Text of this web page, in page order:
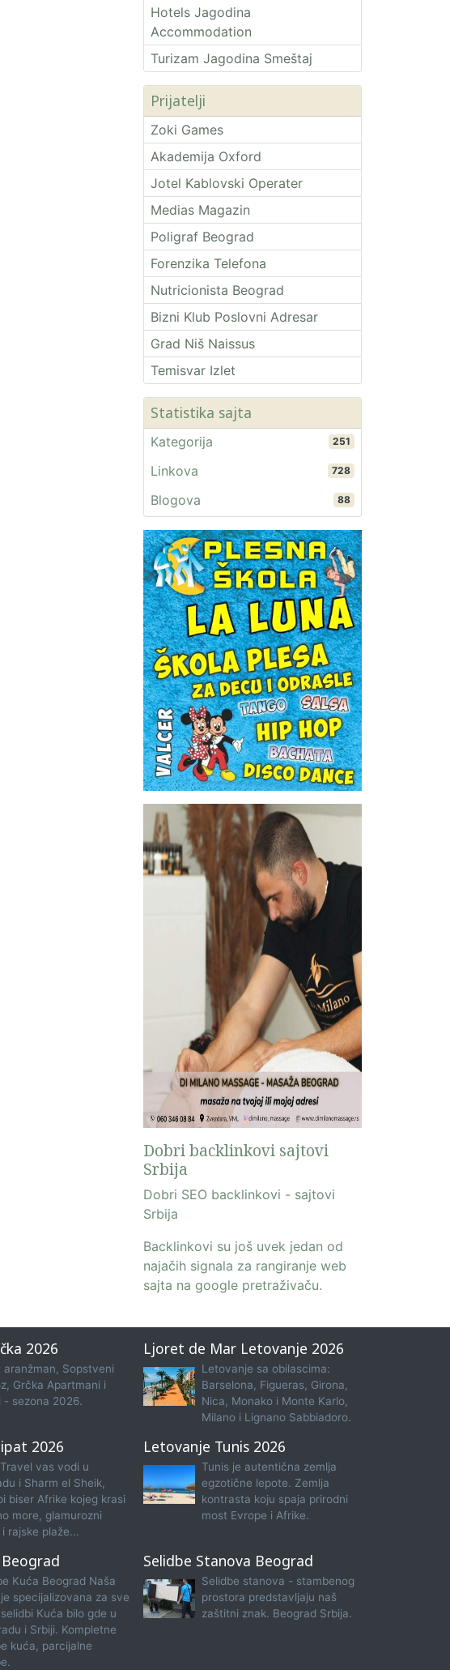
Hotels Jagodina
Accommodation
Turizam Jagodina Smeštaj
Prijatelji
Zoki Games
Akademija Oxford
Jotel Kablovski Operater
Medias Magazin
Poligraf Beograd
Forenzika Telefona
Nutricionista Beograd
Bizni Klub Poslovni Adresar
Grad Niš Naissus
Temisvar Izlet
Statistika sajta
Kategorija 251
Linkova 728
Blogova 88
Dobri backlinkovi sajtovi
Srbija
Dobri SEO backlinkovi - sajtovi
Srbija
Backlinkovi su još uvek jedan od
najačih signala za rangiranje web
sajta na google pretraživaču.
2026
aranžman, Sopstveni
Grčka Apartmani i
- sezona 2026.
Ljoret de Mar Letovanje 2026
Letovanje sa obilascima:
Barselona, Figueras, Girona,
Nica, Monako i Monte Karlo,
Milano i Lignano Sabbiadoro.
2026
vas vodi u
i Sharm el Sheik,
biser Afrike kojeg krasi
more, glamurozni
rajske plaže...
Letovanje Tunis 2026
Tunis je autentična zemlja
egzotične lepote. Zemlja
kontrasta koju spaja prirodni
most Evrope i Afrike.
Kuća Beograd Naša
specijalizovana za sve
Kuća bilo gde u
i Srbiji. Kompletne
kuća, parcijalne
Selidbe Stanova Beograd
Selidbe stanova - stambenog
prostora predstavljaju naš
zaštitni znak. Beograd Srbija.